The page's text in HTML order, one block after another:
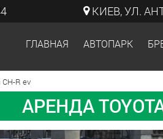
КИЕВ, УЛ.
ГЛАВНАЯ АВТОПАРК
R ev
АРЕНДА